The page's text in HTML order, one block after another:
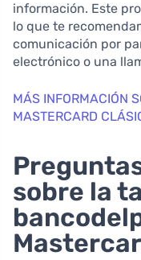
información. Este
lo que te
comunicación por
electrónico o una
MÁS INFORMACIÓN
MASTERCARD
sobre la